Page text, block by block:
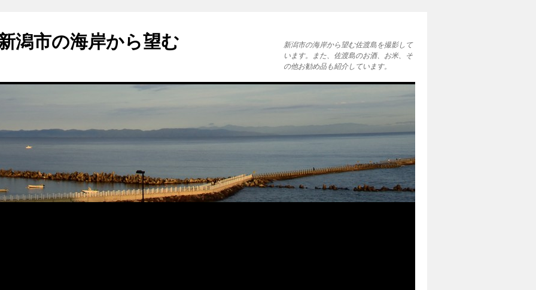
潟市の海岸から望む
新潟市の海岸から望む佐渡島を撮影して
います。また、佐渡島のお酒、お米、そ
の他お勧め品も紹介しています。